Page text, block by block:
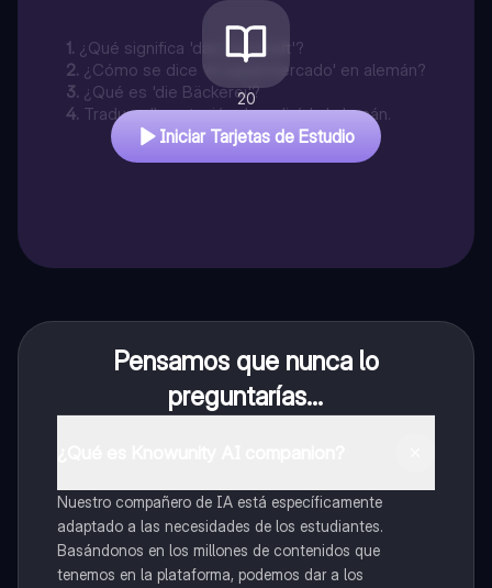
1. ¿Qué significa 'das Geschäft'?
2. ¿Cómo se dice 'el supermercado' en alemán?
3. ¿Qué es 'die Bäckerei'?
4. Traduce 'la estación de policía' al alemán.
20
Iniciar Tarjetas de Estudio
Pensamos que nunca lo
preguntarías...
Nuestro compañero de IA está específicamente
adaptado a las necesidades de los estudiantes.
Basándonos en los millones de contenidos que
tenemos en la plataforma, podemos dar a los